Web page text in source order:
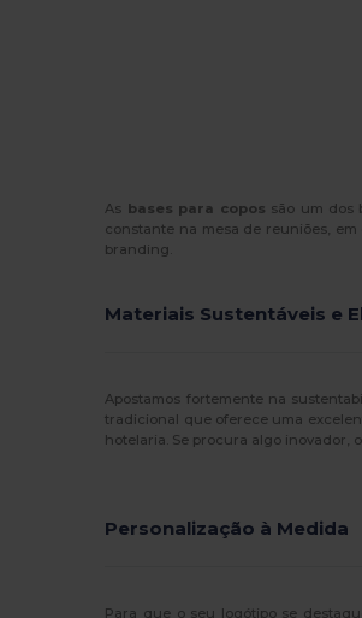
As bases para copos são um dos
constante na mesa de reuniões,
branding.
Materiais Sustentáveis e
Apostamos fortemente na
tradicional que oferece uma
hotelaria. Se procura algo inovador,
Personalização à Medida
Para que o seu logótipo se